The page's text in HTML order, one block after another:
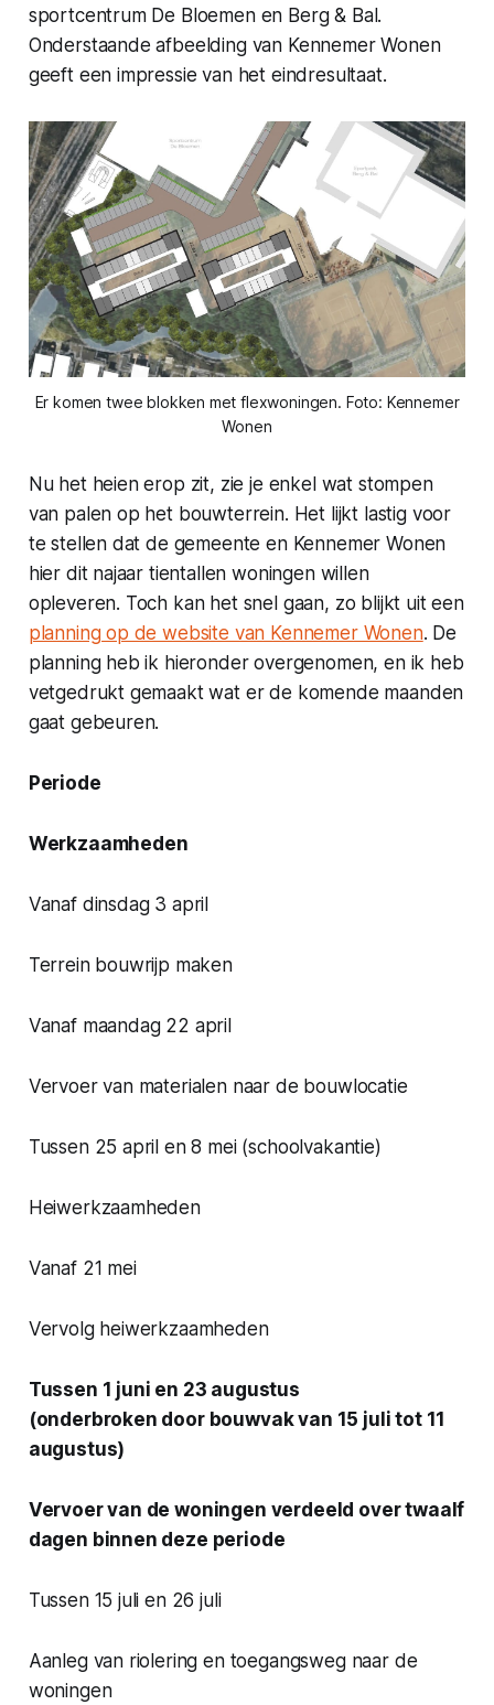
sportcentrum De Bloemen en Berg & Bal.
Onderstaande afbeelding van Kennemer Wonen
geeft een impressie van het eindresultaat.
Er komen twee blokken met flexwoningen. Foto: Kennemer
Wonen
Nu het heien erop zit, zie je enkel wat stompen
van palen op het bouwterrein. Het lijkt lastig voor
te stellen dat de gemeente en Kennemer Wonen
hier dit najaar tientallen woningen willen
opleveren. Toch kan het snel gaan, zo blijkt uit een
planning op de website van Kennemer Wonen. De
planning heb ik hieronder overgenomen, en ik heb
vetgedrukt gemaakt wat er de komende maanden
gaat gebeuren.
Periode
Werkzaamheden
Vanaf dinsdag 3 april
Terrein bouwrijp maken
Vanaf maandag 22 april
Vervoer van materialen naar de bouwlocatie
Tussen 25 april en 8 mei (schoolvakantie)
Heiwerkzaamheden
Vanaf 21 mei
Vervolg heiwerkzaamheden
Tussen 1 juni en 23 augustus
(onderbroken door bouwvak van 15 juli tot 11
augustus)
Vervoer van de woningen verdeeld over twaalf
dagen binnen deze periode
Tussen 15 juli en 26 juli
Aanleg van riolering en toegangsweg naar de
woningen